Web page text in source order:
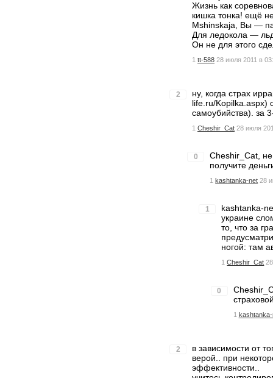
Жизнь как
кишка тонка! ещё
Mshinskaja, Вы —
Для ледокола —
Он не для этого
1 tt-588 28 июля 2011 в
2
ну, когда страх
life.ru/Kopilka.aspx)
самоубийства). за
1 Cheshir_Cat 28 июля
0
Cheshir_Cat, не
получите
1 kashtanka-net 28
1
kashtanka-
украине
то, что за
ногой: там
1 Cheshir_Cat
0
1 kashtanka-
2
в зависимости от
верой.. при
эффективности..